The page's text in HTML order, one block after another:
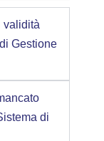
validità
Gestione
di